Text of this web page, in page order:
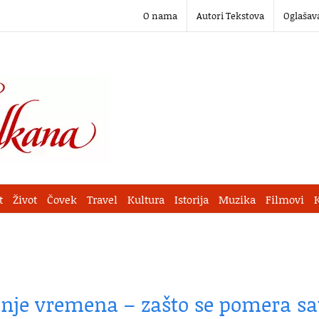
O nama Autori Tekstova
Život Čovek Travel Kultura Istorija Muzika Filmovi
vremena – zašto se pomera